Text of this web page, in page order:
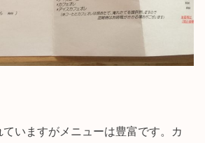
いますがメニューは豊富です。カ